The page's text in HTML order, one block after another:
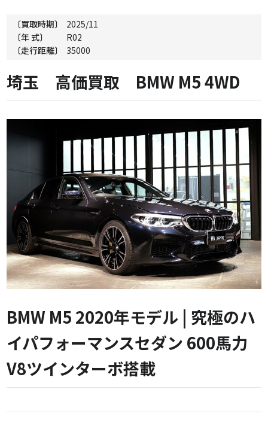
〔買取時期〕
2025/11
〔年 式〕
R02
〔走行距離〕
35000
埼玉 高価買取 BMW M5 4WD
BMW M5 2020年モデル | 究極のハ
イパフォーマンスセダン 600馬力
V8ツインターボ搭載